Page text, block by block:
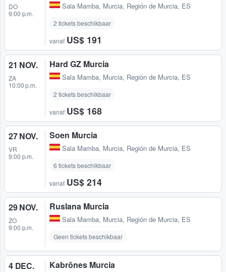
DO
9:00 p.m.
Sala Mamba, Murcia, Región de Murcia, ES
2 tickets beschikbaar
vanaf US$ 191
21 NOV.
ZA
10:00 p.m.
Hard GZ Murcia
Sala Mamba, Murcia, Región de Murcia, ES
2 tickets beschikbaar
vanaf US$ 168
27 NOV.
VR
9:00 p.m.
Soen Murcia
Sala Mamba, Murcia, Región de Murcia, ES
6 tickets beschikbaar
vanaf US$ 214
29 NOV.
ZO
9:00 p.m.
Ruslana Murcia
Sala Mamba, Murcia, Región de Murcia, ES
Geen tickets beschikbaar
4 DEC. Kabrönes Murcia